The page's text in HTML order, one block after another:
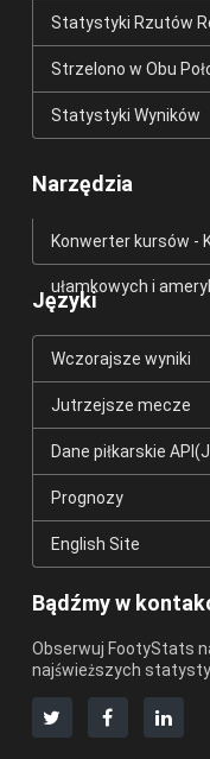
Statystyki Rzutów
Strzelono w Obu
Statystyki Wyników
Narzędzia
Konwerter kursów -
ułamkowych i
Języki
Wczorajsze wyniki
Jutrzejsze mecze
Dane piłkarskie
Prognozy
English Site
Bądźmy w
Obserwuj FootyStats
najświeższych